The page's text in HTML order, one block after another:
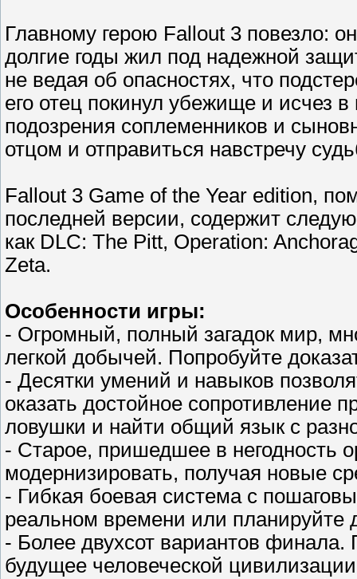
Главному герою Fallout 3 повезло:
долгие годы жил под надежной
не ведая об опасностях, что
его отец покинул убежище и исчез
подозрения соплеменников и
отцом и отправиться навстречу
Fallout 3 Game of the Year edition,
последней версии, содержит
как DLC: The Pitt, Operation:
Zeta.
Особенности игры:
- Огромный, полный загадок мир,
легкой добычей. Попробуйте
- Десятки умений и навыков
оказать достойное сопротивление
ловушки и найти общий язык с
- Старое, пришедшее в негодность
модернизировать, получая новые
- Гибкая боевая система с
реальном времени или планируйте
- Более двухсот вариантов
будущее человеческой